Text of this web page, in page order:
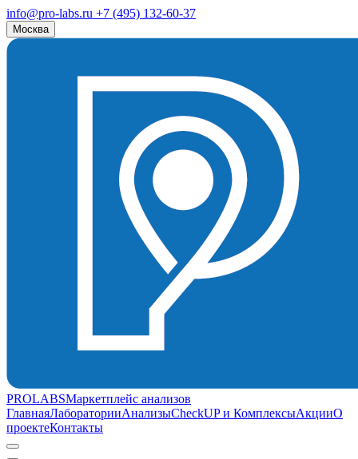
info@pro-labs.ru +7 (495) 132-60-37
Москва
PROLABSМаркетплейс анализов
ГлавнаяЛабораторииАнализыCheckUP и КомплексыАкцииО
проектеКонтакты